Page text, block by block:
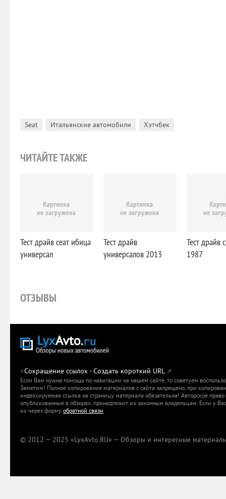
Seat Итальянские автомобили Хэтчбек
ЧИТАЙТЕ ТАКЖЕ
Тест драйв сеат ибица
универсал
Тест драйв
универсалов 2013
Тест драйв
1987
ОТЗЫВЫ
⚡Сокращение ссылок - Создать короткий URL ↗
Если Вам нужна помощь по навигации на нашем сайте, то советуем
Заметим! Полное копирование материалов с сайта запрещено, при
индексируемая ссылка на страницу материала обязательна! Авторское
опубликованные в обзорах, принадлежит их законным владельцам. Если у
их через форму обратной связи.
© 2012 — 2025 «LyxAvto.RU» — Обзоры и интересные